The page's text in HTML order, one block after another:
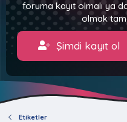
foruma kayıt olmalı ya
olmak
Şimdi kayıt ol
Etiketler